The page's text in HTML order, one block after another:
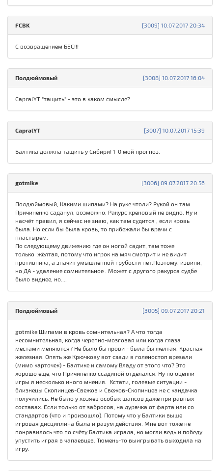
[3009] 10.07.2017 20:34
FCBK
С возвращением БЕС!!!
[3008] 10.07.2017 16:04
Полдюймовый
CapralYT "тащить" - это в каком смысле?
[3007] 10.07.2017 15:39
CapralYT
Балтика должна тащить у Сибири! 1-0 мой прогноз.
[3006] 09.07.2017 20:56
gotmike
Полдюймовый, Какими шипами? На руке чтоли? Рукой он там
Причиненко саданул, возможно. Ракурс хреновый не видно. Ну и
насчёт правил, я сейчас не знаю, как там судится , если кровь
была. Но если бы была кровь, то прибежали бы врачи с
пластырем.
По следующему движению где он ногой садит, там тоже
только жёлтая, потому что игрок на мяч смотрит и не видит
противника, а значит умышленной грубости нет.Поэтому, извини,
но ДА - удаление сомнительное . Может с другого ракурса судбе
было виднее, но....
[3005] 09.07.2017 20:21
Полдюймовый
gotmike Шипами в кровь сомнительная? А что тогда
несомнительная, когда черепно-мозговая или когда глаза
местами меняются? Не было бы крови - была бы жёлтая. Красная
железная. Опять же Крючкову вот сзади в голеностоп врезали
(мимо карточек) - Балтике и самому Владу от этого что? Это
хорошо ещё, что Причиненко ссадиной отделался. Ну по оценки
игры я несколько иного мнения. Кстати, голевые ситуации -
близнецы Скопинцев-Свежов и Свежов-Скопинцев не с кандачка
получились. Не было у хозяев особых шансов даже при равных
составах. Если только от забросов, на дурачка от фарта или со
стандартов (что и произошло). Потому что у Балтики выше
игровая дисциплина была и разум действия. Мне вот тоже не
понравилось что по счёту Балтика играла, но могли ведь и победу
упустить играя в чапаевцев. Тюмень-то выигрывать выходила на
игру.